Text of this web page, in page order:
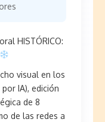
HISTÓRICO:
visual en los
IA), edición
de 8
de las redes a